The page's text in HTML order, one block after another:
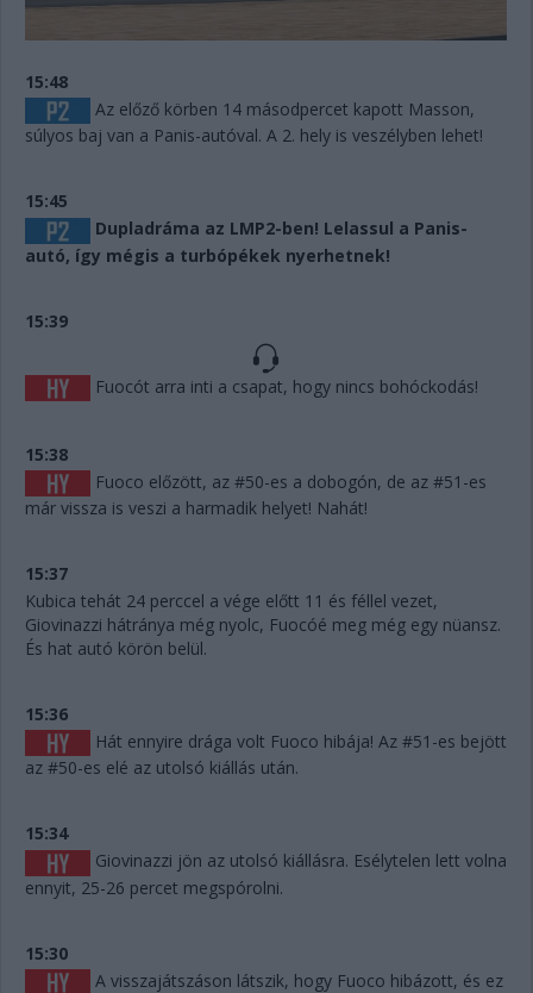
15:48
Az előző körben 14 másodpercet kapott Masson,
súlyos baj van a Panis-autóval. A 2. hely is veszélyben lehet!
15:45
Dupladráma az LMP2-ben! Lelassul a Panis-
autó, így mégis a turbópékek nyerhetnek!
15:39
Fuocót arra inti a csapat, hogy nincs bohóckodás!
15:38
Fuoco előzött, az #50-es a dobogón, de az #51-es
már vissza is veszi a harmadik helyet! Nahát!
15:37
Kubica tehát 24 perccel a vége előtt 11 és féllel vezet,
Giovinazzi hátránya még nyolc, Fuocóé meg még egy nüansz.
És hat autó körön belül.
15:36
Hát ennyire drága volt Fuoco hibája! Az #51-es bejött
az #50-es elé az utolsó kiállás után.
15:34
Giovinazzi jön az utolsó kiállásra. Esélytelen lett volna
ennyit, 25-26 percet megspórolni.
15:30
A visszajátszáson látszik, hogy Fuoco hibázott, és ez